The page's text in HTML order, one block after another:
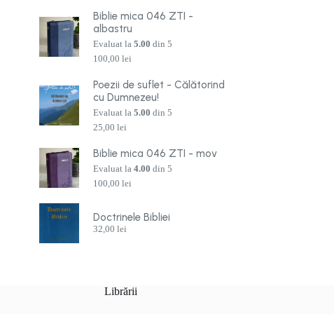
Biblie mica 046 ZTI -
albastru
Evaluat la5.00 din 5
100,00lei
Poezii de suflet - Călătorind
cu Dumnezeu!
Evaluat la5.00 din 5
25,00lei
Biblie mica 046 ZTI - mov
Evaluat la4.00 din 5
100,00lei
Doctrinele Bibliei
32,00lei
Librării